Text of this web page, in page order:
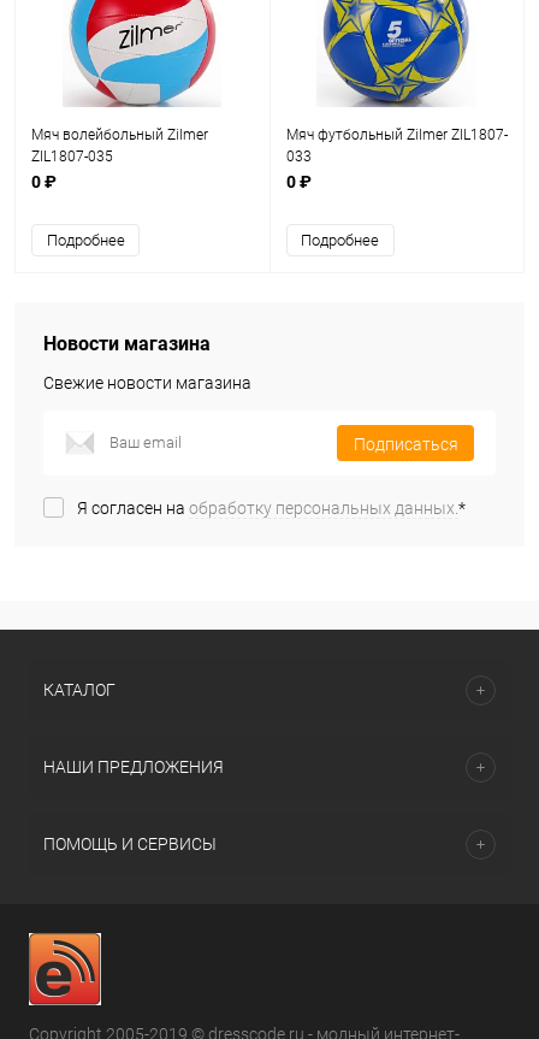
Мяч волейбольный Zilmer
ZIL1807-035
0 ₽
Подробнее
Мяч футбольный Zilmer ZIL1807-
033
0 ₽
Подробнее
Новости магазина
Свежие новости магазина
Подписаться
Я согласен на обработку персональных данных.*
КАТАЛОГ
НАШИ ПРЕДЛОЖЕНИЯ
ПОМОЩЬ И СЕРВИСЫ
Copyright 2005-2019 © dresscode.ru - модный интернет-